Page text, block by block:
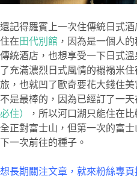
還記得羅賓上一次住傳統日式
住在田代別館 ，因為是一個人
傳統酒店，也想享受一下日式
了充滿濃烈日式風情的褟褟米
旅，也就凹了歐奇要花大錢住
不是最棒的，因為已經訂了一天
必住）
，所以河口湖只能住在
全正對富士山，但第一次的富
下一次前往的種子。
想長期關注文章，就來粉絲專頁